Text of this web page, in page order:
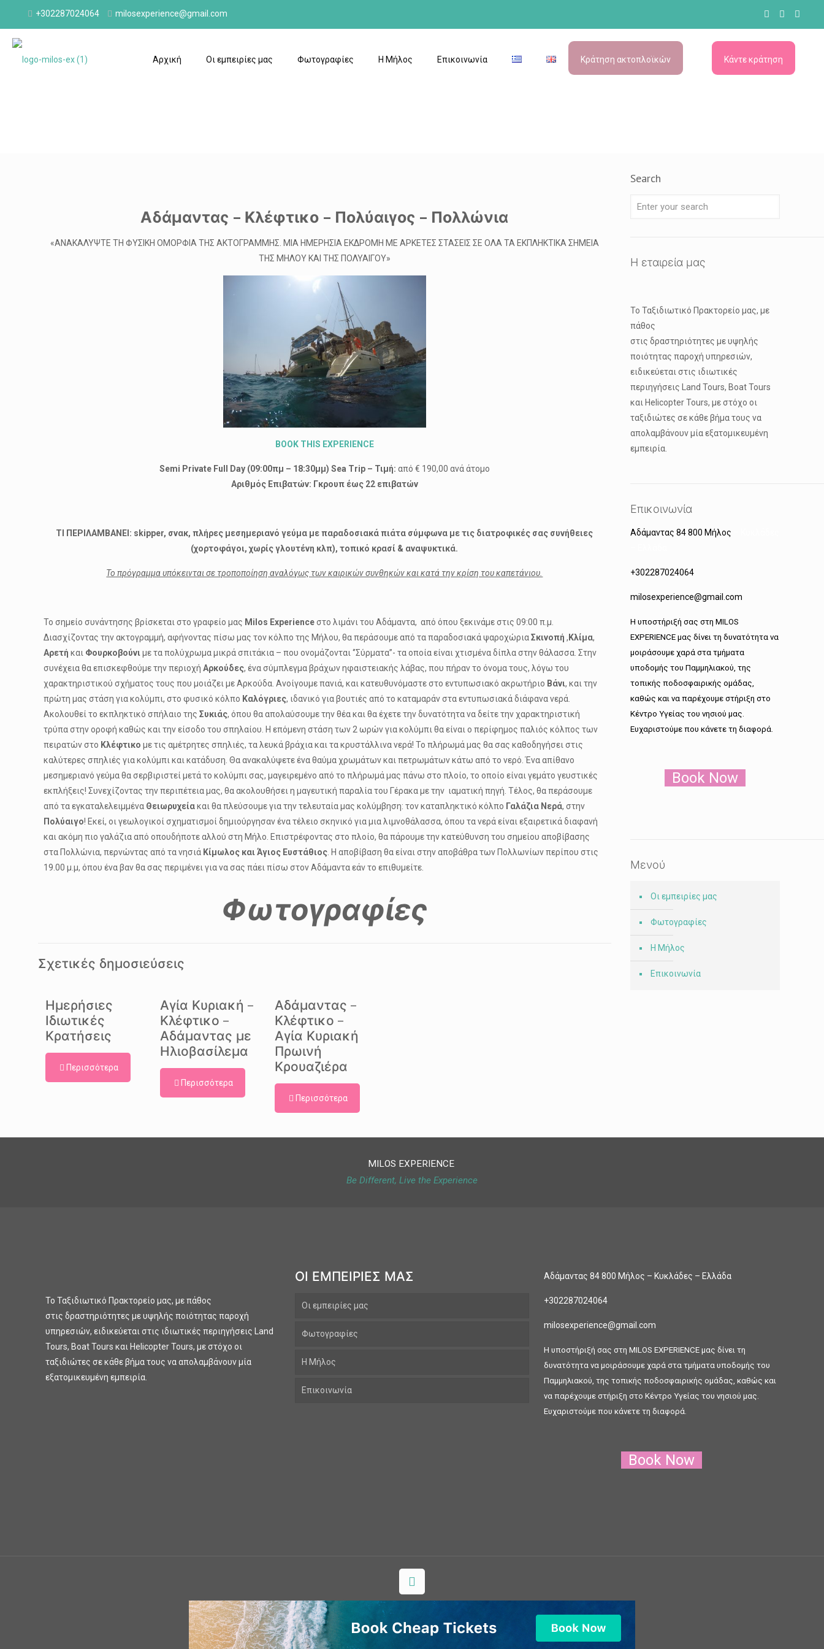
+302287024064 milosexperience@gmail.com
Αρχική Οι εμπειρίες μας Φωτογραφίες Η Μήλος Επικοινωνία Κράτηση ακτοπλοϊκών Κάντε κράτηση
Αδάμαντας – Κλέφτικο – Πολύαιγος – Πολλώνια
«ΑΝΑΚΑΛΥΨΤΕ ΤΗ ΦΥΣΙΚΗ ΟΜΟΡΦΙΑ ΤΗΣ ΑΚΤΟΓΡΑΜΜΗΣ. ΜΙΑ ΗΜΕΡΗΣΙΑ ΕΚΔΡΟΜΗ ΜΕ ΑΡΚΕΤΕΣ ΣΤΑΣΕΙΣ ΣΕ ΟΛΑ ΤΑ ΕΚΠΛΗΚΤΙΚΑ ΣΗΜΕΙΑ
ΤΗΣ ΜΗΛΟΥ ΚΑΙ ΤΗΣ ΠΟΛΥΑΙΓΟΥ»
BOOK THIS EXPERIENCE
Semi Private Full Day (09:00πμ – 18:30μμ) Sea Trip – Τιμή: από € 190,00 ανά άτομο
Αριθμός Επιβατών: Γκρουπ έως 22 επιβατών
ΤΙ ΠΕΡΙΛΑΜΒΑΝΕΙ: skipper, σνακ, πλήρες μεσημεριανό γεύμα με παραδοσιακά πιάτα σύμφωνα με τις διατροφικές σας συνήθειες
(χορτοφάγοι, χωρίς γλουτένη κλπ), τοπικό κρασί & αναψυκτικά.
Το πρόγραμμα υπόκεινται σε τροποποίηση αναλόγως των καιρικών συνθηκών και κατά την κρίση του καπετάνιου.
Το σημείο συνάντησης βρίσκεται στο γραφείο μας Milos Experienceστο λιμάνι του Αδάμαντα, από όπου ξεκινάμε στις 09:00 π.μ.
Διασχίζοντας την ακτογραμμή, αφήνοντας πίσω μας τον κόλπο της Μήλου, θα περάσουμε από τα παραδοσιακά ψαροχώριαΣκινοπή, Κλίμα,
Αρετή και Φουρκοβούνιμε τα πολύχρωμα μικρά σπιτάκια – που ονομάζονται ‘’Σύρματα’’- τα οποία είναι χτισμένα δίπλα στην θάλασσα. Στην
συνέχεια θα επισκεφθούμε την περιοχήΑρκούδες, ένα σύμπλεγμα βράχων ηφαιστειακής λάβας, που πήραν το όνομα τους, λόγω του
χαρακτηριστικού σχήματος τους που μοιάζει με Αρκούδα. Ανοίγουμε πανιά, και κατευθυνόμαστε στο εντυπωσιακό ακρωτήριο Βάνι, και την
πρώτη μας στάση για κολύμπι, στο φυσικό κόλπο Καλόγριες, ιδανικό για βουτιές από το καταμαράν στα εντυπωσιακά διάφανα νερά.
Ακολουθεί το εκπληκτικό σπήλαιο τηςΣυκιάς, όπου θα απολαύσουμε την θέα και θα έχετε την δυνατότητα να δείτε την χαρακτηριστική
τρύπα στην οροφή καθώς και την είσοδο του σπηλαίου. Η επόμενη στάση των 2 ωρών για κολύμπι θα είναι ο περίφημος παλιός κόλπος των
πειρατών στο Κλέφτικο με τις αμέτρητες σπηλιές, τα λευκά βράχια και τα κρυστάλλινα νερά! Το πλήρωμά μας θα σας καθοδηγήσει στις
καλύτερες σπηλιές για κολύμπι και κατάδυση. Θα ανακαλύψετε ένα θαύμα χρωμάτων και πετρωμάτων κάτω από το νερό. Ένα απίθανο
μεσημεριανό γεύμα θα σερβιριστεί μετά το κολύμπι σας, μαγειρεμένο από το πλήρωμά μας πάνω στο πλοίο, το οποίο είναι γεμάτο γευστικές
εκπλήξεις! Συνεχίζοντας την περιπέτεια μας, θα ακολουθήσει η μαγευτική παραλία του Γέρακα με την ιαματική πηγή. Τέλος, θα περάσουμε
από τα εγκαταλελειμμένα Θειωρυχείακαι θα πλεύσουμε για την τελευταία μας κολύμβηση: τον καταπληκτικό κόλπο Γαλάζια Νερά, στην
Πολύαιγο! Εκεί, οι γεωλογικοί σχηματισμοί δημιούργησαν ένα τέλειο σκηνικό για μια λιμνοθάλασσα, όπου τα νερά είναι εξαιρετικά διαφανή
και ακόμη πιο γαλάζια από οπουδήποτε αλλού στη Μήλο. Επιστρέφοντας στο πλοίο, θα πάρουμε την κατεύθυνση του σημείου αποβίβασης
στα Πολλώνια, περνώντας από τα νησιά Κίμωλος και Άγιος Ευστάθιος. Η αποβίβαση θα είναι στην αποβάθρα των Πολλωνίων περίπου στις
19.00 μ.μ, όπου ένα βαν θα σας περιμένει για να σας πάει πίσω στον Αδάμαντα εάν το επιθυμείτε.
Φωτογραφίες
Σχετικές δημοσιεύσεις
Ημερήσιες
Ιδιωτικές
Κρατήσεις
Περισσότερα
Αγία Κυριακή –
Κλέφτικο –
Αδάμαντας με
Ηλιοβασίλεμα
Περισσότερα
Αδάμαντας –
Κλέφτικο –
Αγία Κυριακή
Πρωινή
Κρουαζιέρα
Περισσότερα
Search
Η εταιρεία μας
Το Ταξιδιωτικό Πρακτορείο μας, με
πάθος
στις δραστηριότητες με υψηλής
ποιότητας παροχή υπηρεσιών,
ειδικεύεται στις ιδιωτικές
περιηγήσεις Land Tours, Boat Tours
και Helicopter Tours, με στόχο οι
ταξιδιώτες σε κάθε βήμα τους να
απολαμβάνουν μία εξατομικευμένη
εμπειρία.
Επικοινωνία
Αδάμαντας 84 800 Μήλος
+302287024064
milosexperience@gmail.com
H υποστήριξή σας στη MILOS
EXPERIENCE μας δίνει τη δυνατότητα να
μοιράσουμε χαρά στα τμήματα
υποδομής του Παμμηλιακού, της
τοπικής ποδοσφαιρικής ομάδας,
καθώς και να παρέχουμε στήριξη στο
Κέντρο Υγείας του νησιού μας.
Ευχαριστούμε που κάνετε τη διαφορά.
Book Now
Μενού
Οι εμπειρίες μας
Φωτογραφίες
Η Μήλος
Επικοινωνία
MILOS EXPERIENCE
Be Different, Live the Experience
Το Ταξιδιωτικό Πρακτορείο μας, με πάθος
στις δραστηριότητες με υψηλής ποιότητας παροχή
υπηρεσιών, ειδικεύεται στις ιδιωτικές περιηγήσεις Land
Tours, Boat Tours και Helicopter Tours, με στόχο οι
ταξιδιώτες σε κάθε βήμα τους να απολαμβάνουν μία
εξατομικευμένη εμπειρία.
ΟΙ ΕΜΠΕΙΡΙΕΣ ΜΑΣ
Οι εμπειρίες μας
Φωτογραφίες
Η Μήλος
Επικοινωνία
Αδάμαντας 84 800 Μήλος – Κυκλάδες – Ελλάδα
+302287024064
milosexperience@gmail.com
H υποστήριξή σας στη MILOS EXPERIENCE μας δίνει τη
δυνατότητα να μοιράσουμε χαρά στα τμήματα υποδομής του
Παμμηλιακού, της τοπικής ποδοσφαιρικής ομάδας, καθώς και
να παρέχουμε στήριξη στο Κέντρο Υγείας του νησιού μας.
Ευχαριστούμε που κάνετε τη διαφορά.
Book Now